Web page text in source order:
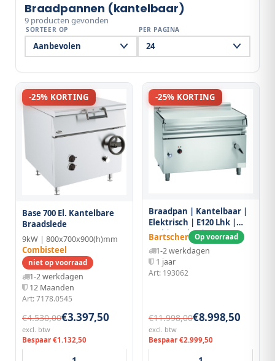
Braadpannen (kantelbaar)
9 producten gevonden
SORTEER OP PER PAGINA
-25% KORTING
Base 700 El. Kantelbare
Braadslede
9kW | 800x700x900(h)mm
Combisteel
niet op voorraad
1-2 werkdagen
12 Maanden
Art: 7178.0545
€4.530,00€3.397,50
excl. btw
Bespaar €1.132,50
-25% KORTING
Braadpan | Kantelbaar |
Elektrisch | E120 Lhk |
100l | 14.8kw |
1200x900x900(h)mm
Bartscher Op voorraad
1-2 werkdagen
1 jaar
Art: 193062
€11.998,00€8.998,50
excl. btw
Bespaar €2.999,50